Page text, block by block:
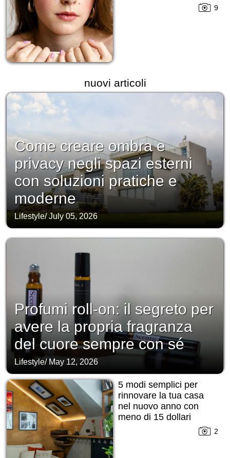
9
nuovi articoli
Come creare ombra e
privacy negli spazi esterni
con soluzioni pratiche e
moderne
Lifestyle/July 05, 2026
Profumi roll-on: il segreto per
avere la propria fragranza
del cuore sempre con sé
Lifestyle/ May 12, 2026
5 modi semplici per
rinnovare la tua casa
nel nuovo anno con
meno di 15 dollari
2